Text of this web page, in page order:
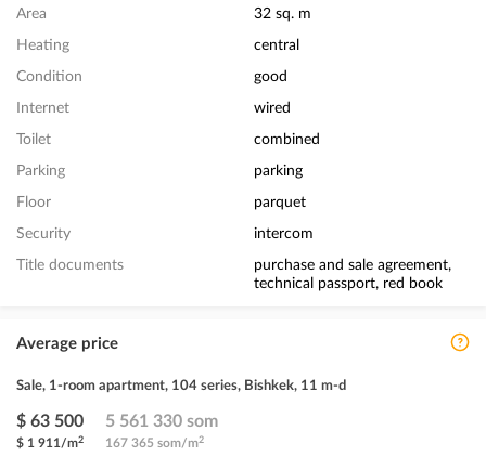
Area 32 sq. m
Heating central
Condition good
Internet wired
Toilet combined
Parking parking
Floor parquet
Security intercom
Title documents
purchase and sale agreement,
technical passport, red book
Average price
Sale, 1-room apartment, 104 series, Bishkek, 11 m-d
$ 63 500
$ 1 911/m2
5 561 330 som
167 365 som/m2